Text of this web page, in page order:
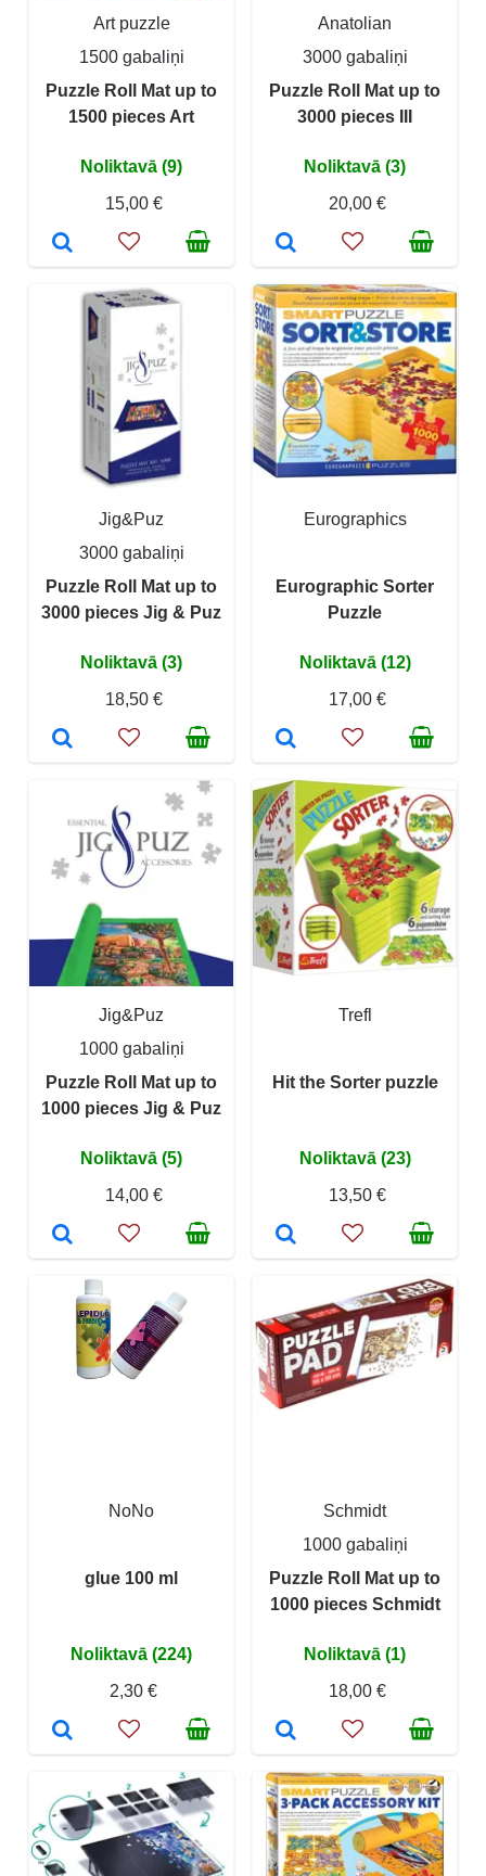
Art puzzle
1500 gabaliņi
Puzzle Roll Mat up to
1500 pieces Art
Noliktavā (9)
15,00 €
Anatolian
3000 gabaliņi
Puzzle Roll Mat up to
3000 pieces III
Noliktavā (3)
20,00 €
Jig&Puz
3000 gabaliņi
Puzzle Roll Mat up to
3000 pieces Jig & Puz
Noliktavā (3)
18,50 €
Eurographics
Eurographic Sorter
Puzzle
Noliktavā (12)
17,00 €
Jig&Puz
1000 gabaliņi
Puzzle Roll Mat up to
1000 pieces Jig & Puz
Noliktavā (5)
14,00 €
Trefl
Hit the Sorter puzzle
Noliktavā (23)
13,50 €
NoNo
glue 100 ml
Noliktavā (224)
2,30 €
Schmidt
1000 gabaliņi
Puzzle Roll Mat up to
1000 pieces Schmidt
Noliktavā (1)
18,00 €